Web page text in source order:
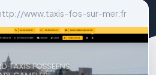
www.taxis-fos-sur-mer.fr